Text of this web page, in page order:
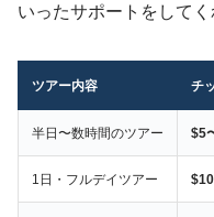
いったサポートをしてく
ツアー内容 チ
半日〜数時間のツアー $5
1日・フルデイツアー